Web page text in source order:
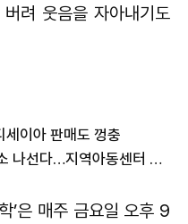
려 웃음을 자아내기도
이아 판매도 껑충
양양군, 여름방학 돌봄 공백 해소 나선다…지역아동센터 연계 '초등방학 틈새돌봄' 본격 운영
’은 매주 금요일 오후 9